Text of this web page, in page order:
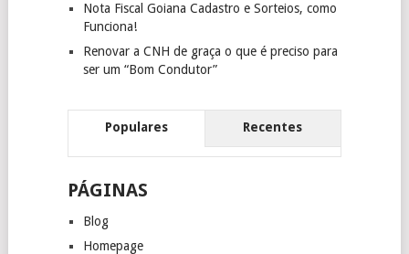
Nota Fiscal Goiana Cadastro e Sorteios, como
Funciona!
Renovar a CNH de graça o que é preciso para
ser um “Bom Condutor”
Populares Recentes
PÁGINAS
Blog
Homepage